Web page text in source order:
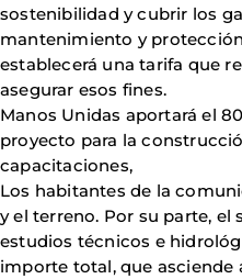
sostenibilidad y cubrir los
mantenimiento y
establecerá una tarifa que
asegurar esos fines.
Manos Unidas aportará el
proyecto para la
capacitaciones,
Los habitantes de la
y el terreno. Por su parte, el
estudios técnicos e
importe total, que asciende